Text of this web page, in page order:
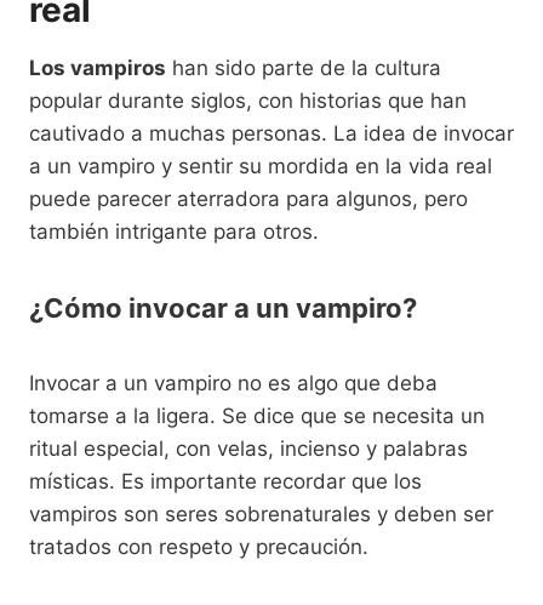
real
Los vampiros han sido parte de la cultura
popular durante siglos, con historias que han
cautivado a muchas personas. La idea de invocar
a un vampiro y sentir su mordida en la vida real
puede parecer aterradora para algunos, pero
también intrigante para otros.
¿Cómo invocar a un vampiro?
Invocar a un vampiro no es algo que deba
tomarse a la ligera. Se dice que se necesita un
ritual especial, con velas, incienso y palabras
místicas. Es importante recordar que los
vampiros son seres sobrenaturales y deben ser
tratados con respeto y precaución.